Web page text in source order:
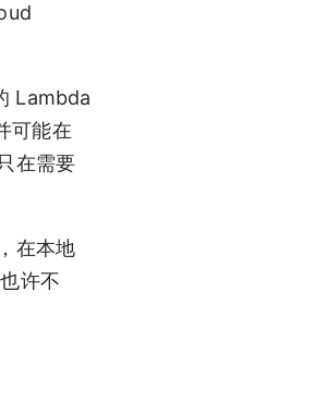
Lambda
可能在
在需要
在本地
许不